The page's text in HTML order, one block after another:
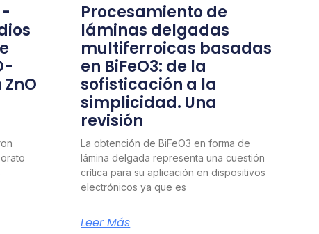
Procesamiento de
láminas delgadas
multiferroicas basadas
en BiFeO3: de la
sofisticación a la
simplicidad. Una
revisión
La obtención de BiFeO3 en forma de
lámina delgada representa una cuestión
crítica para su aplicación en dispositivos
electrónicos ya que es
Leer Más